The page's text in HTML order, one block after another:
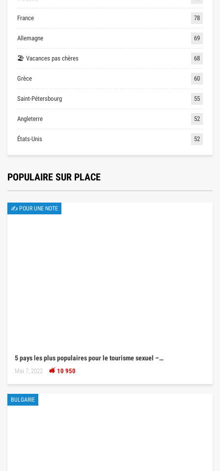
France 78
Allemagne 69
🏖 Vacances pas chères 68
Grèce 60
Saint-Pétersbourg 55
Angleterre 52
États-Unis 52
POPULAIRE SUR PLACE
✍ POUR UNE NOTE
5 pays les plus populaires pour le tourisme sexuel –…
Mai 7, 2022 10 950
BULGARIE